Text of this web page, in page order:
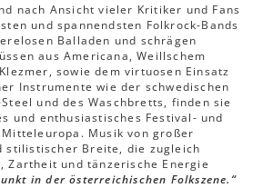
nach Ansicht vieler Kritiker und Fans
und spannendsten Folkrock-Bands
Balladen und schrägen
aus Americana, Weillschem
sowie dem virtuosen Einsatz
Instrumente wie der schwedischen
und des Waschbretts, finden sie
und enthusiastisches Festival- und
Musik von großer
stilistischer Breite, die zugleich
Zartheit und tänzerische Energie
in der österreichischen Folkszene.“